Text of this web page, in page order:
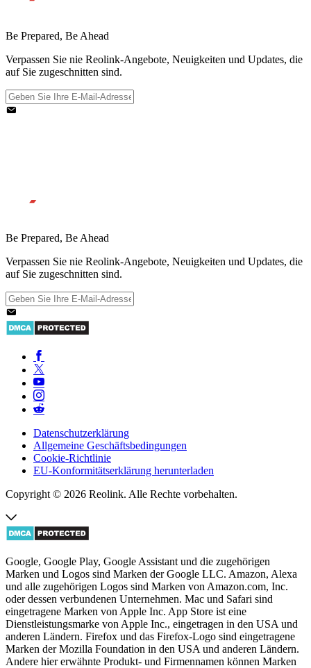
Be Prepared, Be Ahead
Verpassen Sie nie Reolink-Angebote, Neuigkeiten und Updates, die
auf Sie zugeschnitten sind.
Be Prepared, Be Ahead
Verpassen Sie nie Reolink-Angebote, Neuigkeiten und Updates, die
auf Sie zugeschnitten sind.
Datenschutzerklärung
Allgemeine Geschäftsbedingungen
Cookie-Richtlinie
EU-Konformitätserklärung herunterladen
Copyright © 2026 Reolink. Alle Rechte vorbehalten.
Google, Google Play, Google Assistant und die zugehörigen
Marken und Logos sind Marken der Google LLC. Amazon, Alexa
und alle zugehörigen Logos sind Marken von Amazon.com, Inc.
oder dessen verbundenen Unternehmen. Mac und Safari sind
eingetragene Marken von Apple Inc. App Store ist eine
Dienstleistungsmarke von Apple Inc., eingetragen in den USA und
anderen Ländern. Firefox und das Firefox-Logo sind eingetragene
Marken der Mozilla Foundation in den USA und anderen Ländern.
Andere hier erwähnte Produkt- und Firmennamen können Marken